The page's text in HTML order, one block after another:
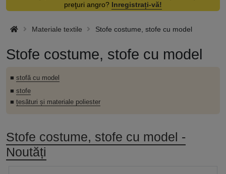
preţuri angro? Inregistrați-vă!
Materiale textile Stofe costume, stofe cu model
Stofe costume, stofe cu model
■ stofă cu model
■ stofe
■ țesături și materiale poliester
Stofe costume, stofe cu model -
Noutăți